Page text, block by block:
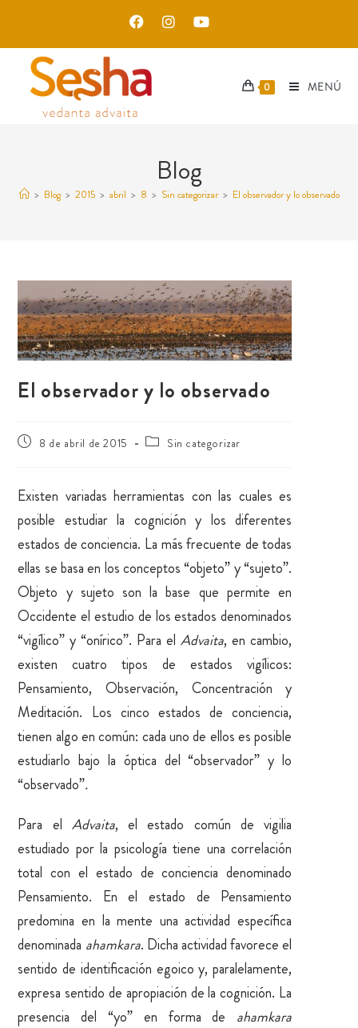
0 MENÚ
Blog
> Blog > 2015 > abril > 8 > Sin categorizar > El observador y lo observado
El observador y lo observado
8 de abril de 2015 Sin categorizar
Existen variadas herramientas con las cuales es
posible estudiar la cognición y los diferentes
estados de conciencia. La más frecuente de todas
ellas se basa en los conceptos “objeto” y “sujeto”.
Objeto y sujeto son la base que permite en
Occidente el estudio de los estados denominados
“vigílico” y “onírico”. Para elAdvaita, en cambio,
existen cuatro tipos de estados vigílicos:
Pensamiento, Observación, Concentración y
Meditación. Los cinco estados de conciencia,
tienen algo en común: cada uno de ellos es posible
estudiarlo bajo la óptica del “observador” y lo
“observado”.
Para el Advaita, el estado común de vigilia
estudiado por la psicología tiene una correlación
total con el estado de conciencia denominado
Pensamiento. En el estado de Pensamiento
predomina en la mente una actividad específica
denominada ahamkara. Dicha actividad favorece el
sentido de identificación egoico y, paralelamente,
expresa sentido de apropiación de la cognición. La
presencia del “yo” en forma de ahamkara